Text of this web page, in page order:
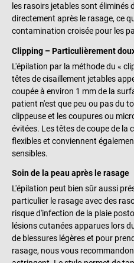
les rasoirs jetables sont éliminés
directement après le rasage, ce
contamination croisée pour les
Clipping – Particulièrement
L'épilation par la méthode du «
têtes de cisaillement jetables
coupée à environ 1 mm de la
patient n'est que peu ou pas du
clippeuse et les coupures ou
évitées. Les têtes de coupe de la
flexibles et conviennent
sensibles.
Soin de la peau après le rasage
L'épilation peut bien sûr aussi
particulier le rasage avec des
risque d'infection de la plaie
lésions cutanées apparues lors
de blessures légères et pour
rasage, nous vous